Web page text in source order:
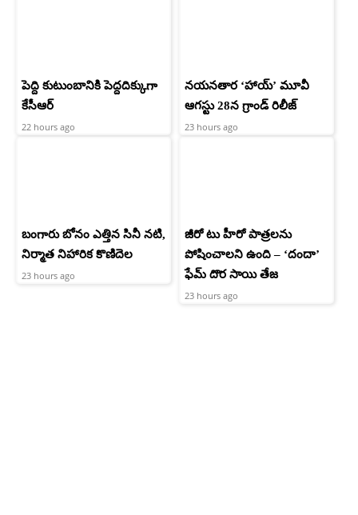
పెద్ది కుటుంబానికి పెద్దదిక్కుగా
కేసీఆర్
22 hours ago
నయనతార ‘హాయ్’ మూవీ
ఆగస్టు 28న గ్రాండ్ రిలీజ్
23 hours ago
బంగారు బోనం ఎత్తిన సినీ నటి,
నిర్మాత నిహారిక కొణిదెల
23 hours ago
జీరో టు హీరో పాత్రలను
పోషించాలని ఉంది – ‘దందా’
ఫేమ్ దొర సాయి తేజ
23 hours ago